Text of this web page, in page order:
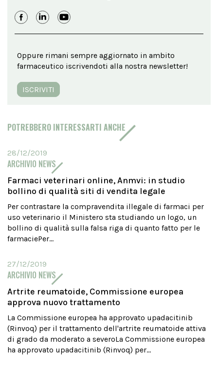
Oppure rimani sempre aggiornato in ambito
farmaceutico iscrivendoti alla nostra newsletter!
ISCRIVITI
POTREBBERO INTERESSARTI ANCHE
28/12/2019
ARCHIVIO NEWS
Farmaci veterinari online, Anmvi: in studio
bollino di qualità siti di vendita legale
Per contrastare la compravendita illegale di farmaci per
uso veterinario il Ministero sta studiando un logo, un
bollino di qualità sulla falsa riga di quanto fatto per le
farmaciePer...
27/12/2019
ARCHIVIO NEWS
Artrite reumatoide, Commissione europea
approva nuovo trattamento
La Commissione europea ha approvato upadacitinib
(Rinvoq) per il trattamento dell'artrite reumatoide attiva
di grado da moderato a severoLa Commissione europea
ha approvato upadacitinib (Rinvoq) per...